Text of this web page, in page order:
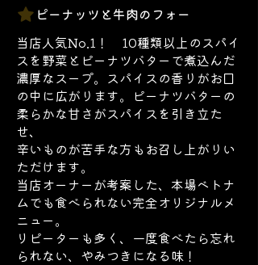
ピーナッツと牛肉のフォー
当店人気No.1！ 10種類以上のスパイ
スを野菜とピーナツバターで煮込んだ
濃厚なスープ。スパイスの香りがお口
の中に広がります。ピーナツバターの
柔らかな甘さがスパイスを引き立た
せ、
辛いものが苦手な方もお召し上がりい
ただけます。
当店オーナーが考案した、本場ベトナ
ムでも食べられない完全オリジナルメ
ニュー。
リピーターも多く、一度食べたら忘れ
られない、やみつきになる味！